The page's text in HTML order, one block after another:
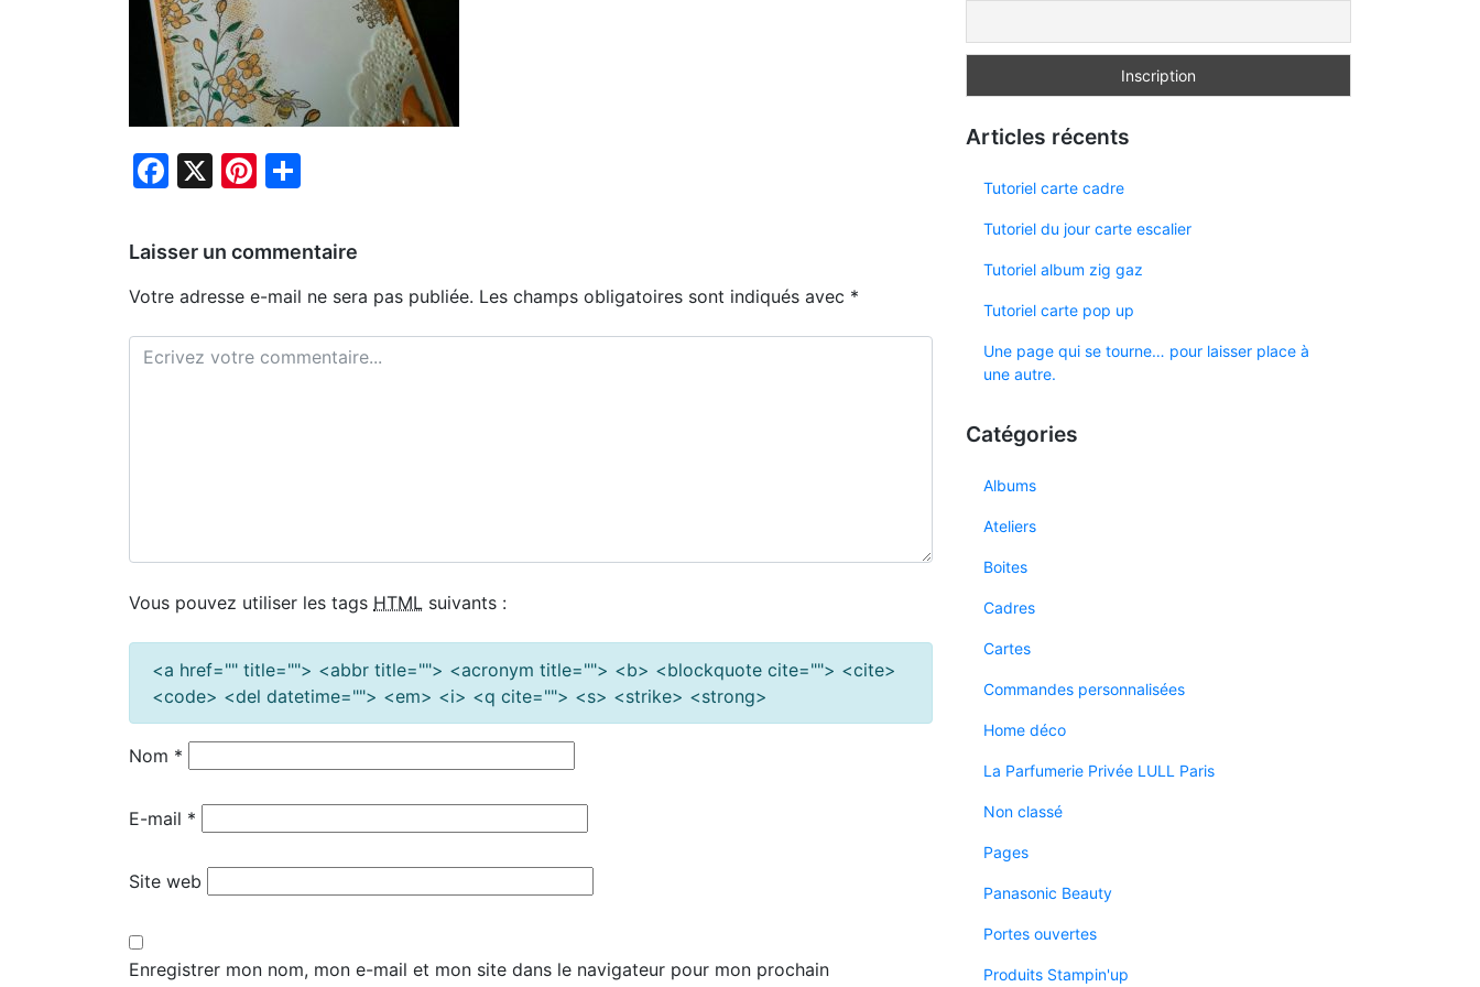
Facebook
X Pinterest
Laisser un commentaire
Votre adresse e-mail ne sera pas publiée. Les champs obligatoires sont indiqués avec *
Vous pouvez utiliser les tags HTML suivants :
<a href="" title=""> <abbr title=""> <acronym title=""> <b> <blockquote cite=""> <cite>
<code> <del datetime=""> <em> <i> <q cite=""> <s> <strike> <strong>
Nom *
E-mail *
Site web
Enregistrer mon nom, mon e-mail et mon site dans le navigateur pour mon prochain
Articles récents
Tutoriel carte cadre
Tutoriel du jour carte escalier
Tutoriel album zig gaz
Tutoriel carte pop up
Une page qui se tourne… pour laisser place à
une autre.
Catégories
Albums
Ateliers
Boites
Cadres
Cartes
Commandes personnalisées
Home déco
La Parfumerie Privée LULL Paris
Non classé
Pages
Panasonic Beauty
Portes ouvertes
Produits Stampin'up